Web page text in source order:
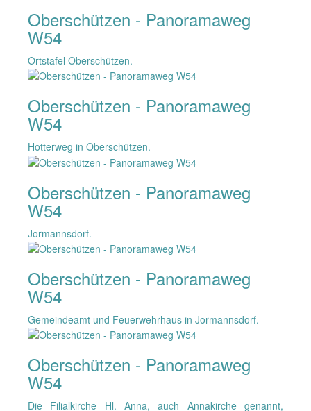
Oberschützen - Panoramaweg
W54
Ortstafel Oberschützen.
Oberschützen - Panoramaweg
W54
Hotterweg in Oberschützen.
Oberschützen - Panoramaweg
W54
Jormannsdorf.
Oberschützen - Panoramaweg
W54
Gemeindeamt und Feuerwehrhaus in Jormannsdorf.
Oberschützen - Panoramaweg
W54
Die Filialkirche Hl. Anna, auch Annakirche genannt,